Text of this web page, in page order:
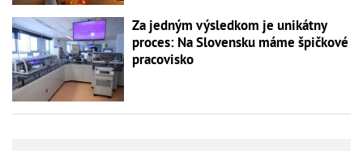
Za jedným výsledkom je unikátny
proces: Na Slovensku máme špičkové
pracovisko